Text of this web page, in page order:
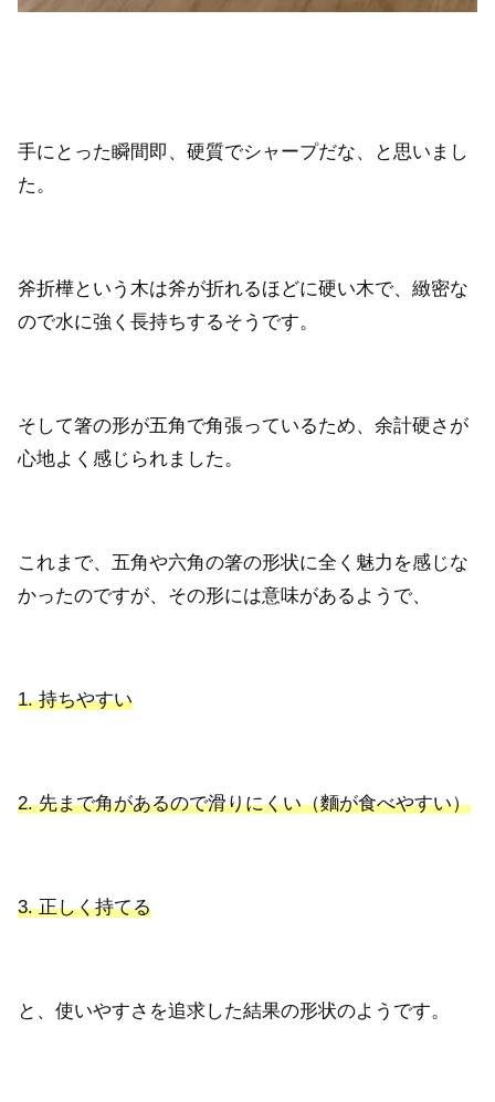
手にとった瞬間即、硬質でシャープだな、と思いまし
た。
斧折樺という木は斧が折れるほどに硬い木で、緻密な
ので水に強く長持ちするそうです。
そして箸の形が五角で角張っているため、余計硬さが
心地よく感じられました。
これまで、五角や六角の箸の形状に全く魅力を感じな
かったのですが、その形には意味があるようで、
1. 持ちやすい
2. 先まで角があるので滑りにくい（麵が食べやすい）
3. 正しく持てる
と、使いやすさを追求した結果の形状のようです。